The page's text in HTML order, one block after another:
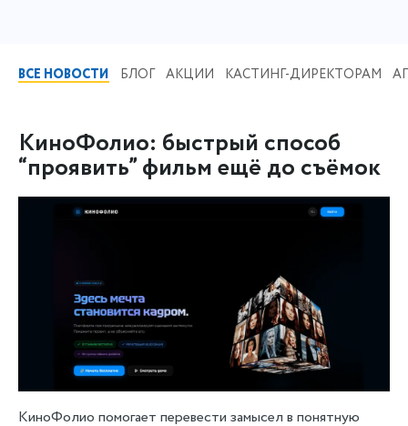
ВСЕ НОВОСТИ БЛОГ АКЦИИ КАСТИНГ-ДИРЕКТОРАМ
КиноФолио: быстрый способ
“проявить” фильм ещё до съёмок
КиноФолио помогает перевести замысел в понятную